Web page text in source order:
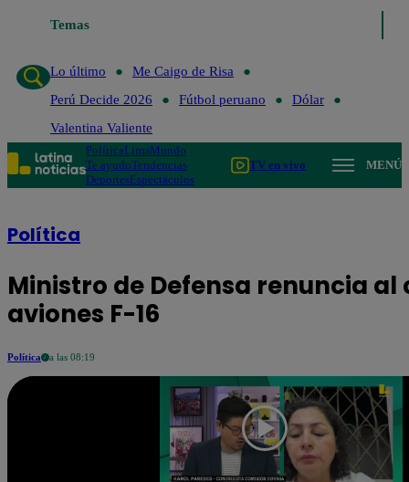
Temas
Lo último
Me Caigo de Risa
Perú Decide 2026
Fútbol peruano
Dólar
Valentina Valiente
PolíticaLimaMundo
Te ayudoTendencias
DeportesEspectáculos
TV en vivo MENÚ
Política
Ministro de Defensa renuncia
aviones F-16
Política a las 08:19